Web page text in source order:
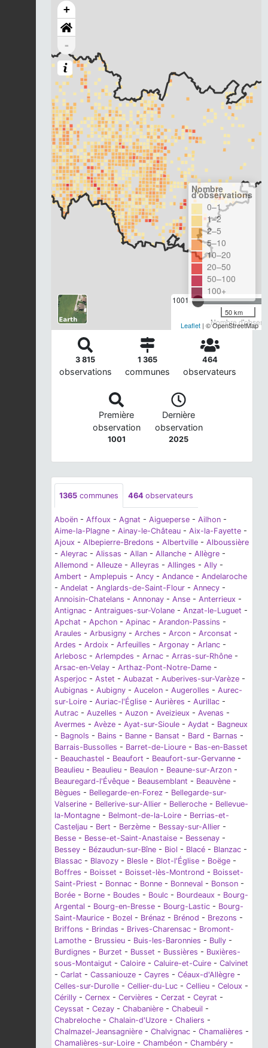
+
-
1001
Nombre
Nombre
d'observations
0–1
1–2
2–5
5–10
10–20
20–50
50–100
100+
50 km
Leaflet | © OpenStreetMap
3 815
observations
1 365
communes
464
observateurs
Première
observation
1001
Dernière
observation
2025
1365 communes 464 observateurs
Aboën - Affoux - Agnat - Aigueperse - Ailhon -
Aime-la-Plagne - Ainay-le-Château - Aix-la-Fayette -
Ajoux - Albepierre-Bredons - Albertville - Alboussière
- Aleyrac - Alissas - Allan - Allanche - Allègre -
Allemond - Alleuze - Alleyras - Allinges - Ally -
Ambert - Amplepuis - Ancy - Andance - Andelaroche
- Andelat - Anglards-de-Saint-Flour - Annecy -
Annoisin-Chatelans - Annonay - Anse - Anterrieux -
Antignac - Antraigues-sur-Volane - Anzat-le-Luguet -
Apchat - Apchon - Apinac - Arandon-Passins -
Araules - Arbusigny - Arches - Arcon - Arconsat -
Ardes - Ardoix - Arfeuilles - Argonay - Arlanc -
Arlebosc - Arlempdes - Arnac - Arras-sur-Rhône -
Arsac-en-Velay - Arthaz-Pont-Notre-Dame -
Asperjoc - Astet - Aubazat - Auberives-sur-Varèze -
Aubignas - Aubigny - Aucelon - Augerolles - Aurec-
sur-Loire - Auriac-l'Église - Aurières - Aurillac -
Autrac - Auzelles - Auzon - Aveizieux - Avenas -
Avermes - Avèze - Ayat-sur-Sioule - Aydat - Bagneux
- Bagnols - Bains - Banne - Bansat - Bard - Barnas -
Barrais-Bussolles - Barret-de-Lioure - Bas-en-Basset
- Beauchastel - Beaufort - Beaufort-sur-Gervanne -
Beaulieu - Beaulieu - Beaulon - Beaune-sur-Arzon -
Beauregard-l'Évêque - Beausemblant - Beauvène -
Bègues - Bellegarde-en-Forez - Bellegarde-sur-
Valserine - Bellerive-sur-Allier - Belleroche - Bellevue-
la-Montagne - Belmont-de-la-Loire - Berrias-et-
Casteljau - Bert - Berzème - Bessay-sur-Allier -
Besse - Besse-et-Saint-Anastaise - Bessenay -
Bessey - Bézaudun-sur-Bîne - Biol - Blacé - Blanzac -
Blassac - Blavozy - Blesle - Blot-l'Église - Boëge -
Boffres - Boisset - Boisset-lès-Montrond - Boisset-
Saint-Priest - Bonnac - Bonne - Bonneval - Bonson -
Borée - Borne - Boudes - Boulc - Bourdeaux - Bourg-
Argental - Bourg-en-Bresse - Bourg-Lastic - Bourg-
Saint-Maurice - Bozel - Brénaz - Brénod - Brezons -
Briffons - Brindas - Brives-Charensac - Bromont-
Lamothe - Brussieu - Buis-les-Baronnies - Bully -
Burdignes - Burzet - Busset - Bussières - Buxières-
sous-Montaigut - Caloire - Caluire-et-Cuire - Calvinet
- Carlat - Cassaniouze - Cayres - Céaux-d'Allègre -
Celles-sur-Durolle - Cellier-du-Luc - Cellieu - Celoux -
Cérilly - Cernex - Cervières - Cerzat - Ceyrat -
Ceyssat - Cezay - Chabanière - Chabeuil -
Chabreloche - Chalain-d'Uzore - Chaliers -
Chalmazel-Jeansagnière - Chalvignac - Chamalières -
Chamalières-sur-Loire - Chambéon - Chambéry -